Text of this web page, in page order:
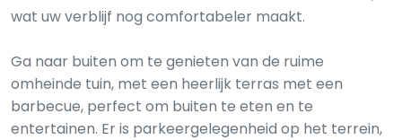
wat uw verblijf nog comfortabeler maakt.
Ga naar buiten om te genieten van de ruime
omheinde tuin, met een heerlijk terras met een
barbecue, perfect om buiten te eten en te
entertainen. Er is parkeergelegenheid op het terrein,